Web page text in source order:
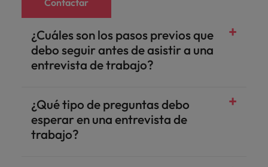
Contactar
¿Cuáles son los pasos previos que
debo seguir antes de asistir a una
entrevista de trabajo?
¿Qué tipo de preguntas debo
esperar en una entrevista de
trabajo?